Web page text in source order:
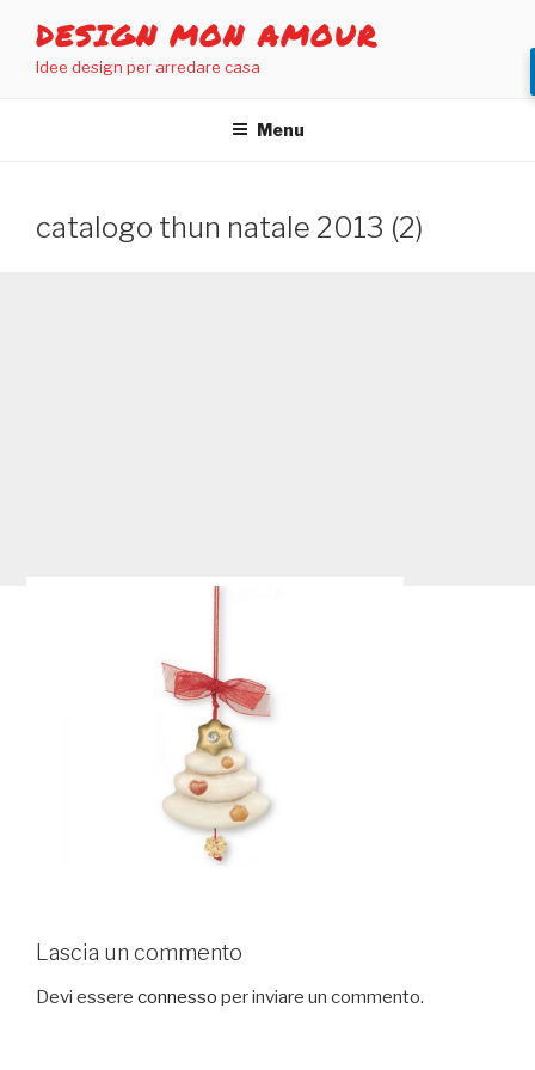
contenuto
DESIGN MON AMOUR
Idee design per arredare casa
Menu
catalogo thun natale 2013 (2)
Lascia un commento
Devi essere connesso per inviare un commento.